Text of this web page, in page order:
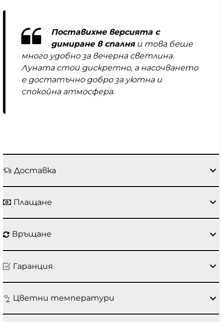
Поставихме версията с
димиране в спалняи това беше
много удобно за вечерна светлина.
Луната стои дискретно, а насочването
е достатъчно добро за уютна и
спокойна атмосфера.
Доставка
Плащане
Връщане
Гаранция
Цветни температури